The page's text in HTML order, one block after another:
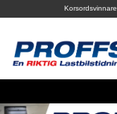
to
Korsordsvinnare